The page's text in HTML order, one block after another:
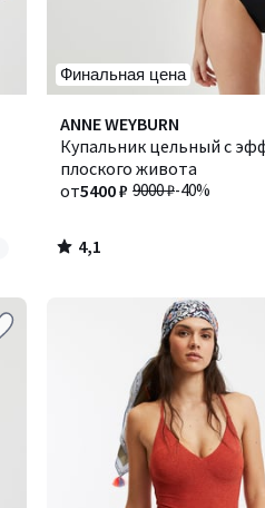
Финальная цена
ANNE WEYBURN
Купальник цельный с
плоского живота
9000 ₽-40%
от5400 ₽
4,1
/ 5
Количество
цветов:
3
4,1
/